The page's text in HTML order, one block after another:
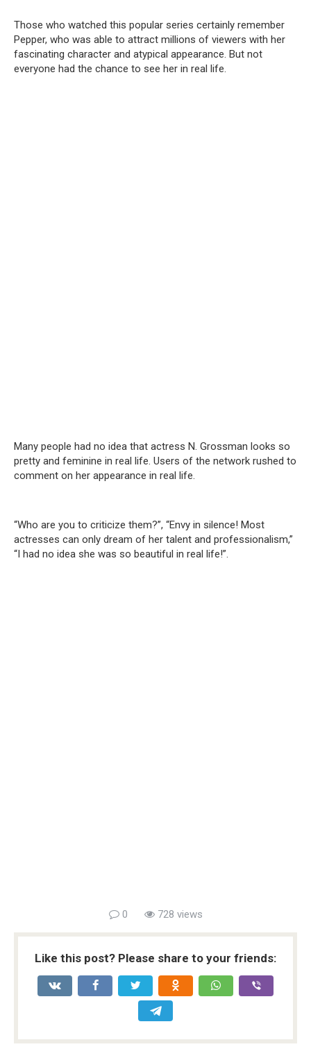
Those who watched this popular series certainly remember
Pepper, who was able to attract millions of viewers with her
fascinating character and atypical appearance. But not
everyone had the chance to see her in real life.
Many people had no idea that actress N. Grossman looks so
pretty and feminine in real life. Users of the network rushed to
comment on her appearance in real life.
“Who are you to criticize them?”, “Envy in silence! Most
actresses can only dream of her talent and professionalism,”
“I had no idea she was so beautiful in real life!”.
0 728 views
Like this post? Please share to your friends: